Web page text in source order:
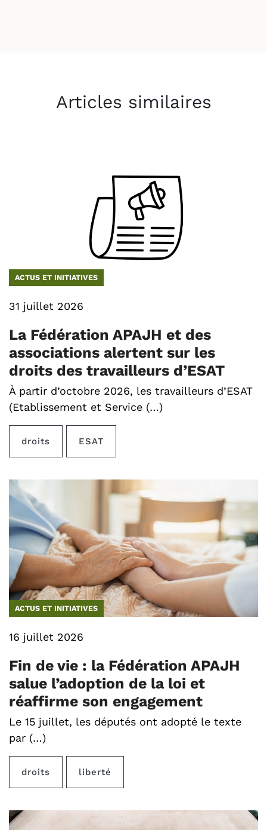
Articles similaires
ACTUS ET INITIATIVES
31 juillet 2026
La Fédération APAJH et des
associations alertent sur les
droits des travailleurs d’ESAT
À partir d’octobre 2026, les travailleurs d’ESAT
(Etablissement et Service (…)
droits ESAT
ACTUS ET INITIATIVES
16 juillet 2026
Fin de vie : la Fédération APAJH
salue l’adoption de la loi et
réaffirme son engagement
Le 15 juillet, les députés ont adopté le texte
par (…)
droits liberté